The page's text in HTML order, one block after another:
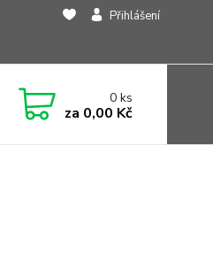
Přihlášení
0ks
za 0,00 Kč